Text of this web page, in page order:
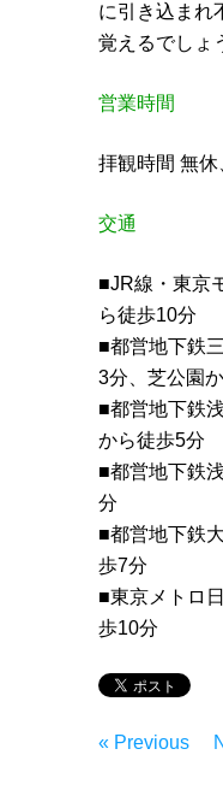
に引き込まれ
覚えるでしょ
営業時間
拝観時間 無
交通
■JR線・東京
ら徒歩10分
■都営地下鉄
3分、芝公園
■都営地下鉄
から徒歩5分
■都営地下鉄
分
■都営地下鉄
歩7分
■東京メトロ
歩10分
« Previous